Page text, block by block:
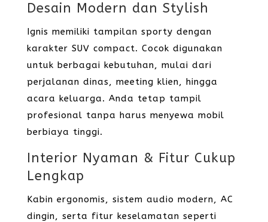
Desain Modern dan Stylish
Ignis memiliki tampilan sporty dengan
karakter SUV compact. Cocok digunakan
untuk berbagai kebutuhan, mulai dari
perjalanan dinas, meeting klien, hingga
acara keluarga. Anda tetap tampil
profesional tanpa harus menyewa mobil
berbiaya tinggi.
Interior Nyaman & Fitur Cukup
Lengkap
Kabin ergonomis, sistem audio modern, AC
dingin, serta fitur keselamatan seperti